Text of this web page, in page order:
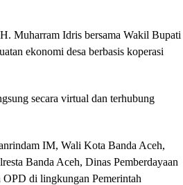
Muharram Idris bersama Wakil Bupati
ekonomi desa berbasis koperasi
secara virtual dan terhubung
IM, Wali Kota Banda Aceh,
Banda Aceh, Dinas Pemberdayaan
di lingkungan Pemerintah